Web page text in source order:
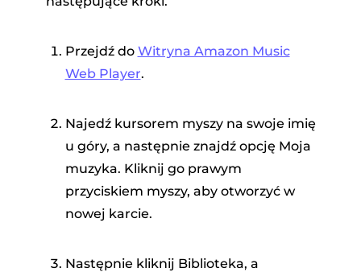
Przejdź do Witryna Amazon Music
Web Player.
Najedź kursorem myszy na swoje imię
u góry, a następnie znajdź opcję Moja
muzyka. Kliknij go prawym
przyciskiem myszy, aby otworzyć w
nowej karcie.
Następnie kliknij Biblioteka, a